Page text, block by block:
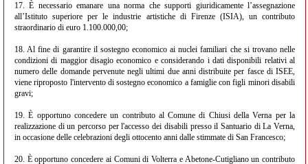
17. È necessario emanare una norma che supporti giuridicamente l’assegnazione
all’Istituto superiore per le industrie artistiche di Firenze (ISIA), un contributo
straordinario di euro 1.100.000,00;
18. Al fine di garantire il sostegno economico ai nuclei familiari che si trovano nelle
condizioni di maggior disagio economico e considerando i dati disponibili relativi al
numero delle domande pervenute negli ultimi due anni distribuite per fasce di ISEE,
viene riproposto l'intervento di sostegno economico a famiglie con figli minori disabili
gravi;
19. È opportuno concedere un contributo al Comune di Chiusi della Verna per la
realizzazione di un percorso per l'accesso dei disabili presso il Santuario di La Verna,
in occasione delle celebrazioni degli ottocento anni dalle stimmate di San Francesco;
20. È opportuno concedere ai Comuni di Volterra e Abetone-Cutigliano un contributo